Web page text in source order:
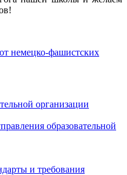
немецко-фашистских
организации
образовательной
и требования